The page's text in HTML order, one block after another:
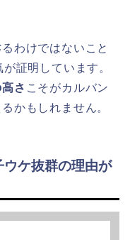
わけではないこと
証明しています。
さ こそがカルバン
かもしれません。
ケ抜群の理由が